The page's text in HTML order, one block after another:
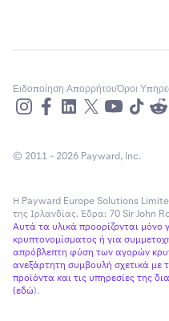
Ειδοποίηση ΑπορρήτουΌροι
© 2011 - 2026 Payward, Inc.
Η Payward Europe Solutions
της Ιρλανδίας. Έδρα: 70 Sir John
Αυτά τα υλικά προορίζονται
κρυπτονομίσματος ή για
απρόβλεπτη φύση των αγορών
ανεξάρτητη συμβουλή σχετικά με
προϊόντα και τις υπηρεσίες της
(εδώ).